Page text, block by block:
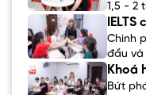
1,5 - 2
Chinh
đầu và
Khoá
Bứt